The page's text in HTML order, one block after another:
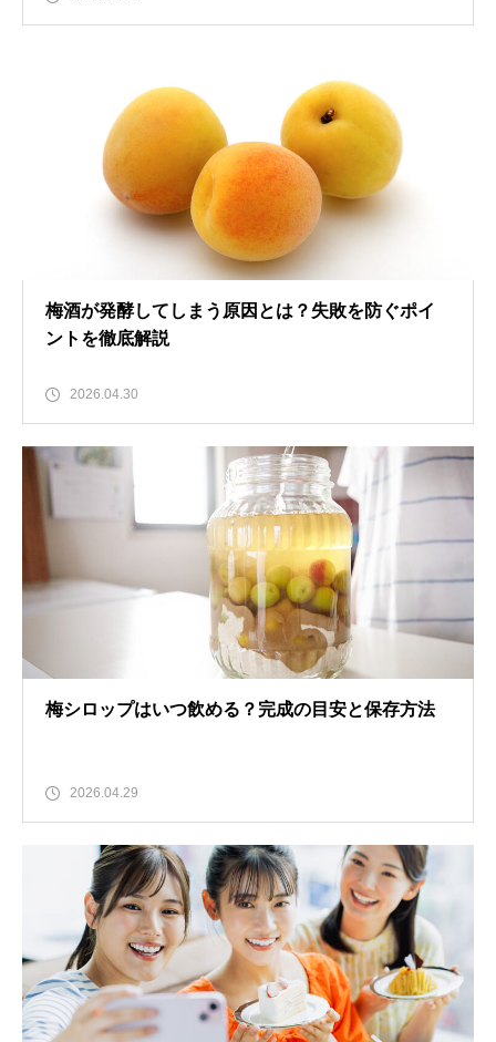
梅酒が発酵してしまう原因とは？失敗を防ぐポイ
ントを徹底解説
2026.04.30
梅シロップはいつ飲める？完成の目安と保存方法
2026.04.29